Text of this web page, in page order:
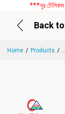
***নূর টেলিকম এ
Back
Home Products